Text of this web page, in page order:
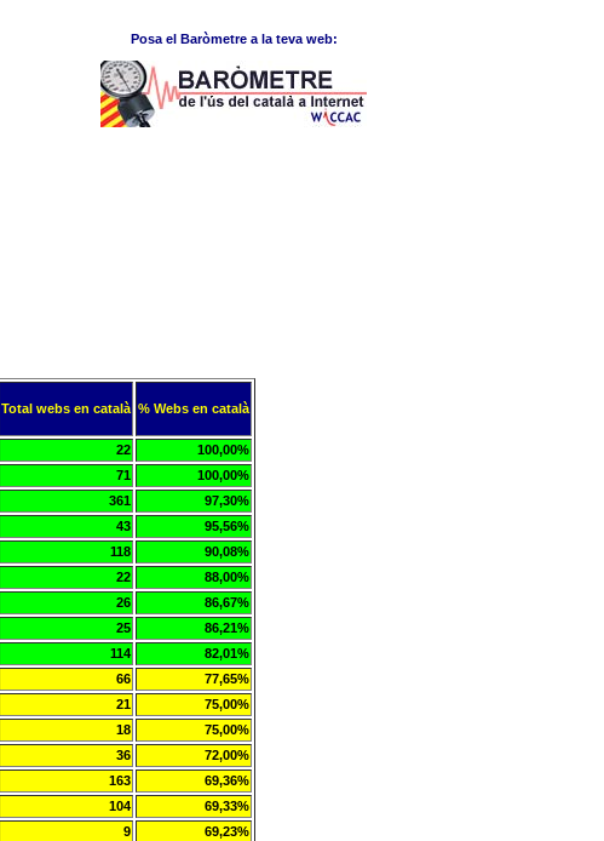
Posa el Baròmetre a la teva web:
Total webs en català % Webs en català
22
100,00%
71
100,00%
361
97,30%
43
95,56%
118
90,08%
22
88,00%
26
86,67%
25
86,21%
114
82,01%
66
77,65%
21
75,00%
18
75,00%
36
72,00%
163
69,36%
104
69,33%
9
69,23%